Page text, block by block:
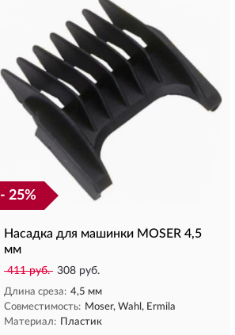
- 25%
Насадка для машинки MOSER 4,5
мм
411 руб. 308 руб.
Длина среза: 4,5 мм
Совместимость: Moser, Wahl, Ermila
Материал: Пластик